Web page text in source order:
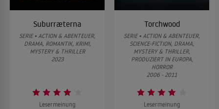
Suburræterna
SERIE • ACTION & ABENTEUER,
DRAMA, ROMANTIK, KRIMI,
MYSTERY & THRILLER
2023
Lesermeinung
Torchwood
SERIE • ACTION & ABENTEUER,
SCIENCE-FICTION, DRAMA,
MYSTERY & THRILLER,
PRODUZIERT IN EUROPA,
HORROR
2006 - 2011
Lesermeinung